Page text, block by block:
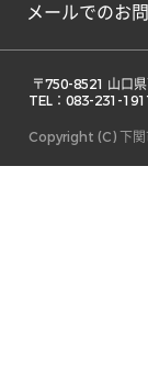
メールでのお
TEL：083-231-
Copyright (C) 下